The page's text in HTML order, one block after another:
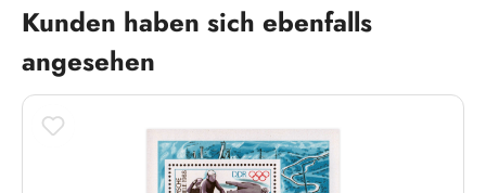
Produktgalerie überspringen
Kunden haben sich ebenfalls
angesehen